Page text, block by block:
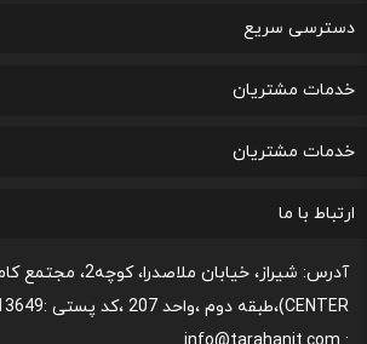
دسترسی سریع
تماس با ما
درباره ما
پرسشهای متداول
اتاق خبر
خدمات مشتریان
قوانین و مقررات مربوط به رعایت حریم شخصی
پیگیری خرید و مدت زمان تحویل
لیست علاقه مندی های من
پشتیبانی و ثبت شکایات مصرف کنندگان
خدمات مشتریان
رونداسترداد وجه
روند مرجوعي كالا و نحوه فسخ خدمات
قوانین و مقررات،نحوه ی پرداخت و شیوه ی ارسال
نحوه پشتیبانی و خدمات پس از فروش
ارتباط با ما